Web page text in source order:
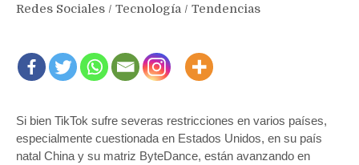
Redes Sociales / Tecnología / Tendencias
Si bien TikTok sufre severas restricciones en varios países,
especialmente cuestionada en Estados Unidos, en su país
natal China y su matriz ByteDance, están avanzando en